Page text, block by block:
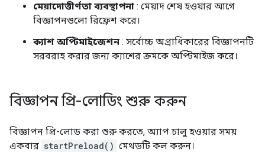
মেয়াদোত্তীর্ণতা ব্যবস্থাপনা : মেয়াদ শেষ হওয়ার আগে
বিজ্ঞাপনগুলো রিফ্রেশ করে।
ক্যাশ অপ্টিমাইজেশন : সর্বোচ্চ অগ্রাধিকারের বিজ্ঞাপনটি
সরবরাহ করার জন্য ক্যাশের ক্রমকে অপ্টিমাইজ করে।
বিজ্ঞাপন প্রি-লোডিং শুরু করুন
বিজ্ঞাপন প্রি-লোড করা শুরু করতে, অ্যাপ চালু হওয়ার সময়
একবার startPreload() মেথডটি কল করুন।